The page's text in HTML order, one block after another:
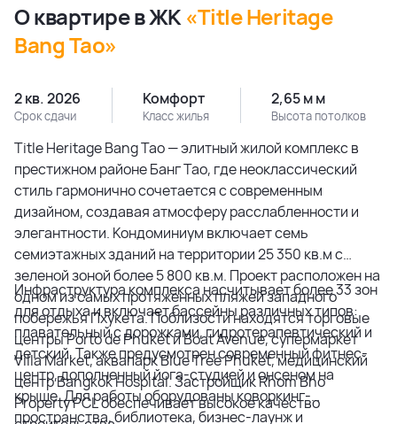
О квартире в ЖК «Title Heritage
Bang Tao»
2 кв. 2026
Срок сдачи
Комфорт
Класс жилья
2,65 м м
Высота потолков
Title Heritage Bang Tao — элитный жилой комплекс в
престижном районе Банг Тао, где неоклассический
стиль гармонично сочетается с современным
дизайном, создавая атмосферу расслабленности и
элегантности. Кондоминиум включает семь
семиэтажных зданий на территории 25 350 кв.м с
зеленой зоной более 5 800 кв.м. Проект расположен на
одном из самых протяженных пляжей западного
побережья Пхукета. Поблизости находятся торговые
центры Porto de Phuket и Boat Avenue, супермаркет
Villa Market, аквапарк Blue Tree Phuket, медицинский
центр Bangkok Hospital. Застройщик Rhom Bho
Property PCL обеспечивает высокое качество
Инфраструктура комплекса насчитывает более 33 зон
для отдыха и включает бассейны различных типов:
плавательный с дорожками, гидротерапевтический и
детский. Также предусмотрен современный фитнес-
центр, дополненный йога-студией и онсеном на
крыше. Для работы оборудованы коворкинг-
пространства, библиотека, бизнес-лаунж и